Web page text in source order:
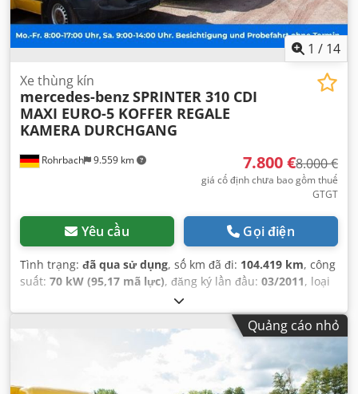
hệ thống chống trộm (immobilizer), khóa trung tâm,
kiểm soát lực kéo, máy tính trên xe, túi khí,
1 / 14
Rohrbach 9.559 km
Xe thùng kín
mercedes-benzSPRINTER 310 CDI
MAXI EURO-5 KOFFER REGALE
KAMERA DURCHGANG
7.800 €8.000 €
giá cố định chưa bao gồm thuế
GTGT
Yêu cầu Gọi điện
Tình trạng: đã qua sử dụng, số km đã đi: 104.419 km, công
suất: 70 kW (95,17 mã lực), đăng ký lần đầu: 03/2011, loại
, trọng lượng không tải:
lượng tải tối đa:950 kg, trọng lượng tổng cộng:3.500 kg,
, chiều dài cơ sở: 4.325 mm, kiểm định
02/2025, nhiên liệu:
, mức tiêu thụ nhiên liệu (đô thị):11,1 lít/100 km,
mức tiêu thụ nhiên liệu (ngoài đô thị): 9,2 lít/100 km, mức
Quảng cáo nhỏ